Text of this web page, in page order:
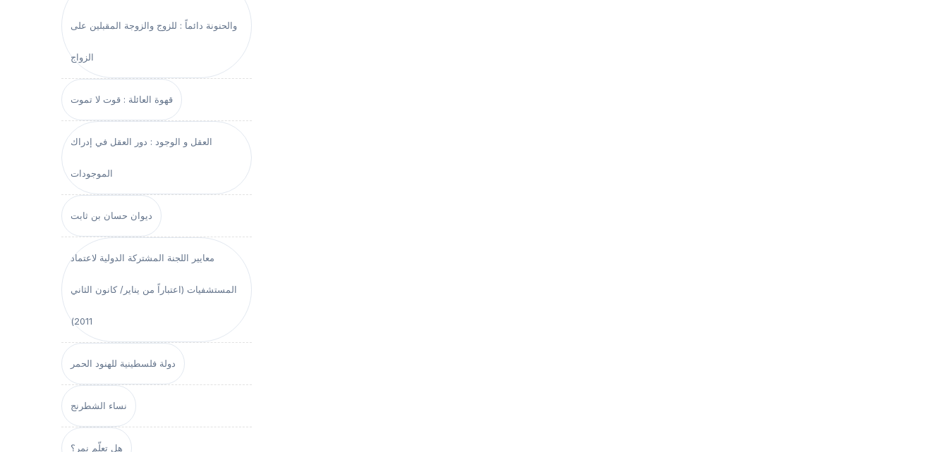
والحنونة دائماً : للزوج والزوجة المقبلين على
الزواج
قهوة العائلة : قوت لا تموت
العقل و الوجود : دور العقل في إدراك
الموجودات
ديوان حسان بن ثابت
معايير اللجنة المشتركة الدولية لاعتماد
المستشفيات (اعتباراً من يناير/ كانون الثاني
2011)
دولة فلسطينية للهنود الحمر
نساء الشطرنج
هل تعلّم نمر؟